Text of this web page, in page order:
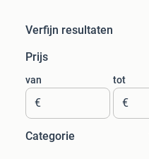
Verfijn resultaten
Prijs
van
€
tot
€
Categorie